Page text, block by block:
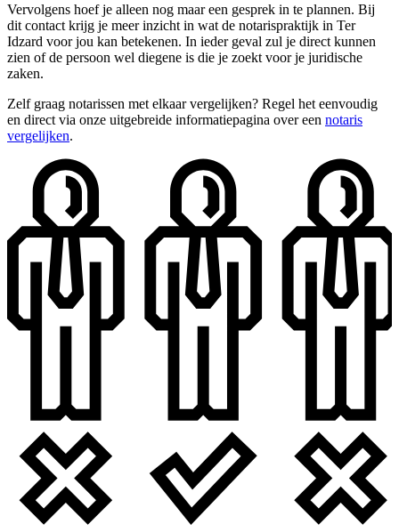
Vervolgens hoef je alleen nog maar een gesprek in te plannen. Bij
dit contact krijg je meer inzicht in wat de notarispraktijk in Ter
Idzard voor jou kan betekenen. In ieder geval zul je direct kunnen
zien of de persoon wel diegene is die je zoekt voor je juridische
zaken.
Zelf graag notarissen met elkaar vergelijken? Regel het eenvoudig
en direct via onze uitgebreide informatiepagina over een notaris
vergelijken.